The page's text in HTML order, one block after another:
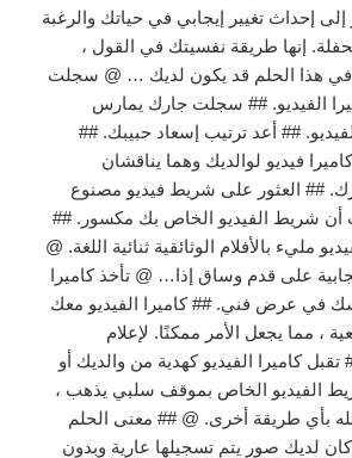
إحداث تغيير إيجابي في حياتك والرغبة
إنها طريقة نفسيتك في القول ،
في هذا الحلم قد يكون لديك … @ سجلت
الفيديو. ## سجلت جارك يمارس
## أعد ترتيب إسعاد حبيبك. ##
فيديو لوالديك وهما يناقشان
## العثور على شريط فيديو مصنوع
شريط الفيديو الخاص بك مكسور. ##
مليء بالأفلام الوثائقية ثنائية اللغة. @
على قدم وساق إذا… @ تأخذ كاميرا
في عرض فني. ## كاميرا الفيديو معك
، مما يجعل الأمر ممكنًا. لإعلام
كاميرا الفيديو كهدية من والديك أو
الفيديو الخاص بموقف سلبي يذهب ،
بأي طريقة أخرى. @ ## معنى الحلم
لديك صور يتم تسجيلها عارية وبدون